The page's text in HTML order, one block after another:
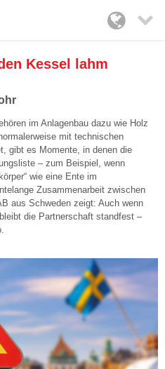

Kessel lahm
im Anlagenbau dazu wie Holz
mit technischen
gibt es Momente, in denen die
– zum Beispiel, wenn
wie eine Ente im
Zusammenarbeit zwischen
aus Schweden zeigt: Auch wenn
die Partnerschaft standfest –